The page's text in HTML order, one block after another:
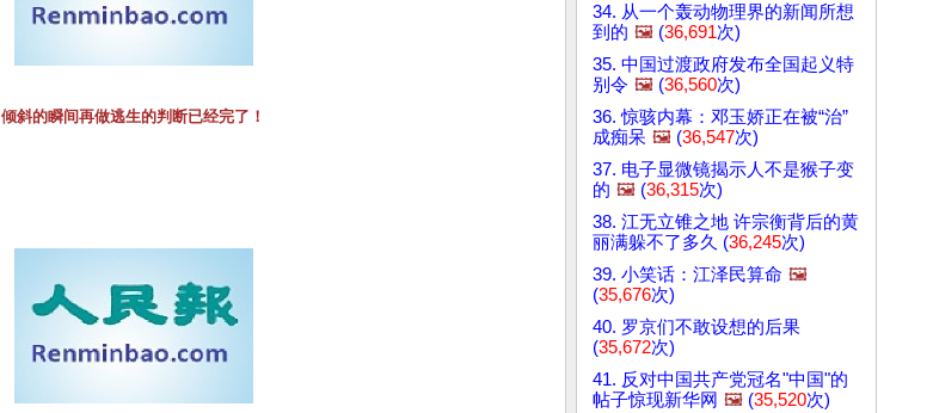
倾斜的瞬间再做逃生的判断已经完了！
34. 从一个轰动物理界的新闻所想
到的 🖼️ (36,691次)
35. 中国过渡政府发布全国起义特
别令 🖼️ (36,560次)
36. 惊骇内幕：邓玉娇正在被“治”
成痴呆 🖼️ (36,547次)
37. 电子显微镜揭示人不是猴子变
的 🖼️ (36,315次)
38. 江无立锥之地 许宗衡背后的黄
丽满躲不了多久 (36,245次)
39. 小笑话：江泽民算命 🖼️
(35,676次)
40. 罗京们不敢设想的后果
(35,672次)
41. 反对中国共产党冠名"中国"的
帖子惊现新华网 🖼️ (35,520次)